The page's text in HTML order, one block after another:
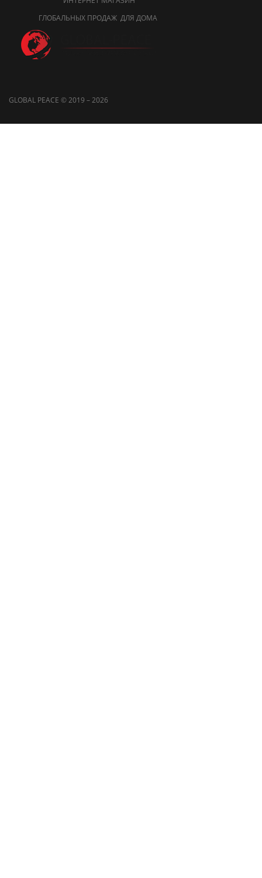
ГЛОБАЛЬНЫХ ПРОДАЖ ДЛЯ ДОМА
GLOBAL PEACE © 2019 – 2026